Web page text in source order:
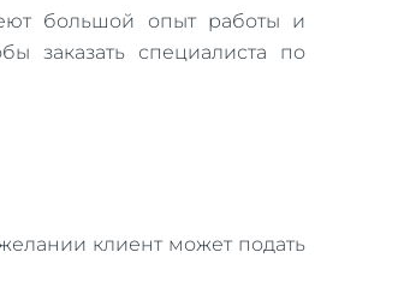
большой опыт работы и
заказать специалиста по
клиент может подать